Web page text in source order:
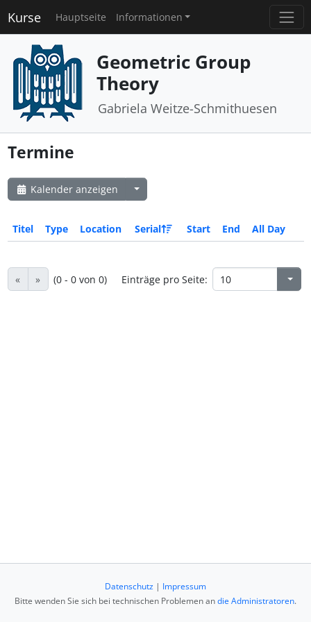
Kurse Hauptseite Informationen
Geometric Group
Theory
Gabriela Weitze-Schmithuesen
Termine
Kalender anzeigen
Titel Type Location Serial Start End All Day
« » (0 - 0 von 0) Einträge pro Seite:
Datenschutz | Impressum
Bitte wenden Sie sich bei technischen Problemen andie Administratoren.